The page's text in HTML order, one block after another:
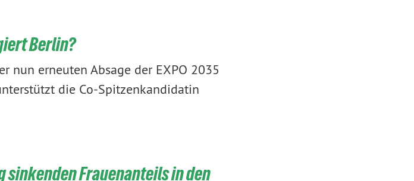
Berlin?
nun erneuten Absage der EXPO 2035
die Co-Spitzenkandidatin
sinkenden Frauenanteils in den